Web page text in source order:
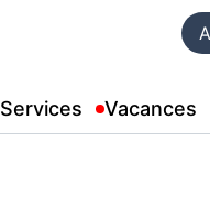
Services Vacances